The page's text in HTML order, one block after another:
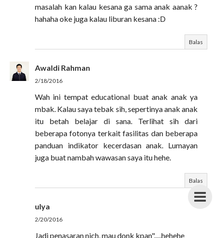
masalah kan kalau kesana ga sama anak aanak ?
hahaha oke juga kalau liburan kesana :D
Balas
Awaldi Rahman
2/18/2016
Wah ini tempat educational buat anak anak ya
mbak. Kalau saya tebak sih, sepertinya anak anak
itu betah belajar di sana. Terlihat sih dari
beberapa fotonya terkait fasilitas dan beberapa
panduan indikator kecerdasan anak. Lumayan
juga buat nambah wawasan saya itu hehe.
Balas
ulya
2/20/2016
Jadi penasaran nich, mau donk kpan".....hehehe